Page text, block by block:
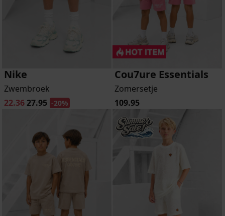
Nike
Zwembroek
22.3627.95 -20%
Cou7ure Essentials
Zomersetje
109.95